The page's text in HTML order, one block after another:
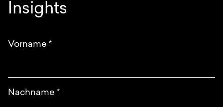
Insights
Vorname *
Nachname *